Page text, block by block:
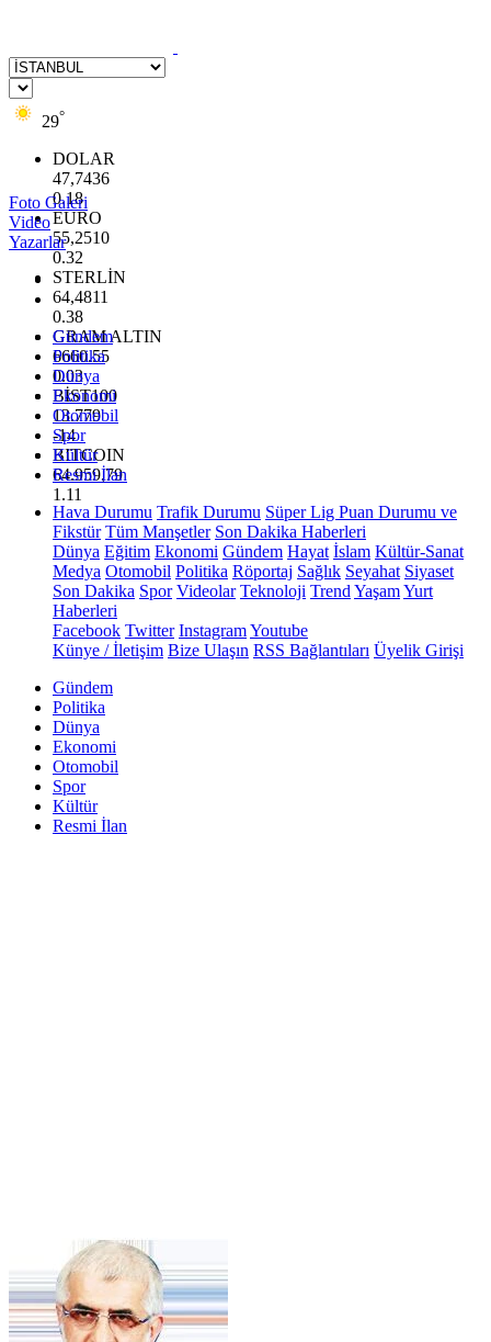
29°
DOLAR
47,7436
0.18
EURO
55,2510
0.32
STERLİN
64,4811
0.38
GRAM ALTIN
6660.55
0.03
BİST100
13.779
-14
BITCOIN
64.959,79
1.11
Foto Galeri
Video
Yazarlar
Gündem
Politika
Dünya
Ekonomi
Otomobil
Spor
Kültür
Resmi İlan
Hava Durumu Trafik Durumu Süper Lig Puan Durumu ve
Fikstür Tüm Manşetler Son Dakika Haberleri
Dünya Eğitim Ekonomi Gündem Hayat İslam Kültür-Sanat
Medya Otomobil Politika Röportaj Sağlık Seyahat Siyaset
Son Dakika Spor Videolar Teknoloji Trend YaşamYurt
Haberleri
Facebook Twitter InstagramYoutube
Künye / İletişim Bize Ulaşın RSS Bağlantıları Üyelik Girişi
Gündem
Politika
Dünya
Ekonomi
Otomobil
Spor
Kültür
Resmi İlan